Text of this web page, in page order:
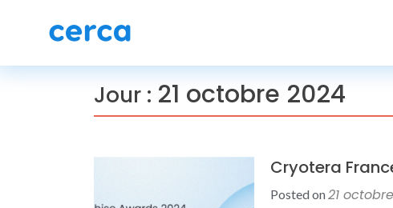
Jour : 21 octobre 2024
Cryotera
Posted on21